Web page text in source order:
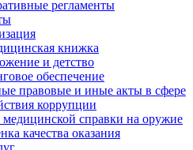
регламенты
книжка
и детство
обеспечение
правовые и иные акты в сфере
коррупции
справки на оружие
качества оказания